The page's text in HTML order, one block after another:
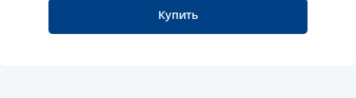
Купить